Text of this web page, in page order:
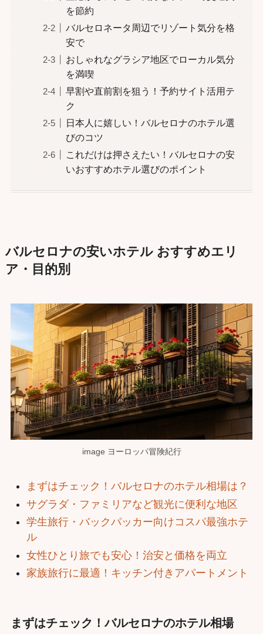
を節約
バルセロネータ周辺でリゾート気分を格
安で
おしゃれなグラシア地区でローカル気分
を満喫
早割や直前割を狙う！予約サイト活用テ
ク
日本人に嬉しい！バルセロナのホテル選
びのコツ
これだけは押さえたい！バルセロナの安
いおすすめホテル選びのポイント
バルセロナの安いホテル おすすめエリ
ア・目的別
image ヨーロッパ冒険紀行
まずはチェック！バルセロナのホテル相場は？
サグラダ・ファミリアなど観光に便利な地区
学生旅行・バックパッカー向けコスパ最強ホテ
ル
女性ひとり旅でも安心！治安と価格を両立
家族旅行に最適！キッチン付きアパートメント
まずはチェック！バルセロナのホテル相場